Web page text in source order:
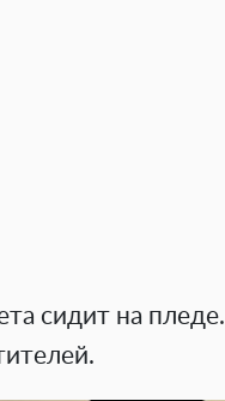
сидит на пледе.